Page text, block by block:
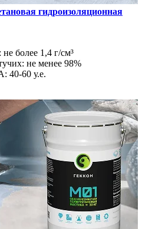
гидроизоляционная
не более 1,4 г/см³
не менее 98%
40-60 у.е.